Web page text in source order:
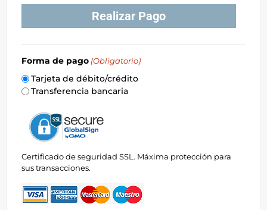
Realizar Pago
Forma de pago (Obligatorio)
Tarjeta de débito/crédito
Transferencia bancaria
Certificado de seguridad SSL. Máxima protección para
sus transacciones.